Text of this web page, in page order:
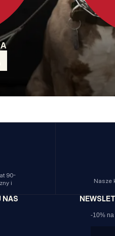
90-
i
Nasze
NAS
-10%